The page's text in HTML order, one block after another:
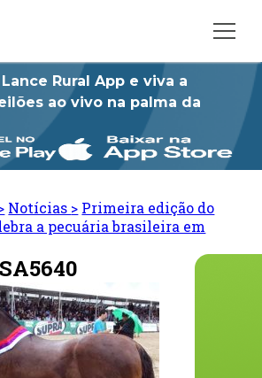
Rural App e viva a
ao vivo na palma da
Notícias > Primeira edição do
a pecuária brasileira em